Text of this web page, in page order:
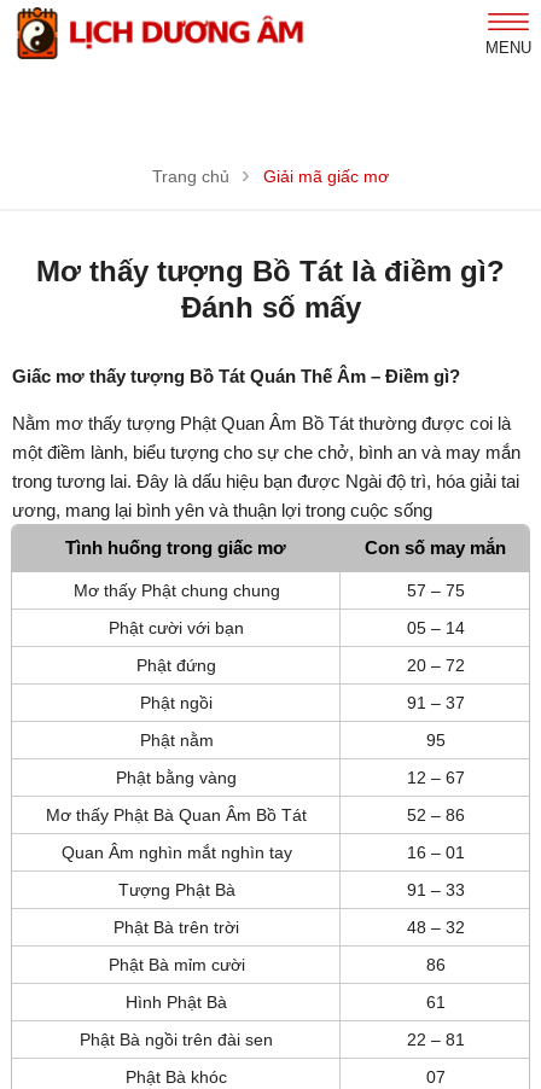
MENU
Trang chủ Giải mã giấc mơ
Mơ thấy tượng Bồ Tát là điềm gì?
Đánh số mấy
Giấc mơ thấy tượng Bồ Tát Quán Thế Âm – Điềm gì?
Nằm mơ thấy tượng Phật Quan Âm Bồ Tát thường được coi là
một điềm lành, biểu tượng cho sự che chở, bình an và may mắn
trong tương lai. Đây là dấu hiệu bạn được Ngài độ trì, hóa giải tai
ương, mang lại bình yên và thuận lợi trong cuộc sống
Tình huống trong giấc mơ
Con số may mắn
Mơ thấy Phật chung chung
57 – 75
Phật cười với bạn
05 – 14
Phật đứng
20 – 72
Phật ngồi
91 – 37
Phật nằm
95
Phật bằng vàng
12 – 67
Mơ thấy Phật Bà Quan Âm Bồ Tát
52 – 86
Quan Âm nghìn mắt nghìn tay
16 – 01
Tượng Phật Bà
91 – 33
Phật Bà trên trời
48 – 32
Phật Bà mỉm cười
86
Hình Phật Bà
61
Phật Bà ngồi trên đài sen
22 – 81
Phật Bà khóc
07